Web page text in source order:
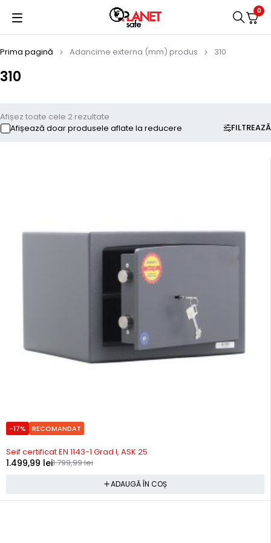
0
310
Prima pagină Adancime externa (mm) produs 310
FILTREAZĂ
Afișez toate cele 2 rezultate
Afișează doar produsele aflate la reducere
-17% RECOMANDAT
In stoc
Seif certificat EN 1143-1 Grad I, ASK 25
1.799,99lei
1.499,99 lei
ADAUGĂ ÎN COȘ